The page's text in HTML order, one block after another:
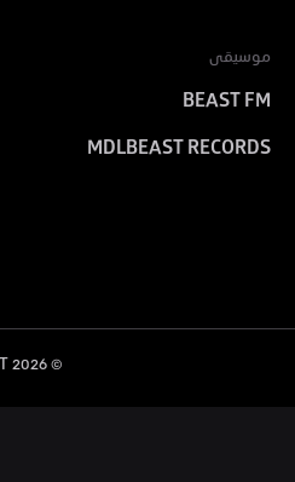
موسيقى
BEAST FM
MDLBEAST RECORDS
©
2026